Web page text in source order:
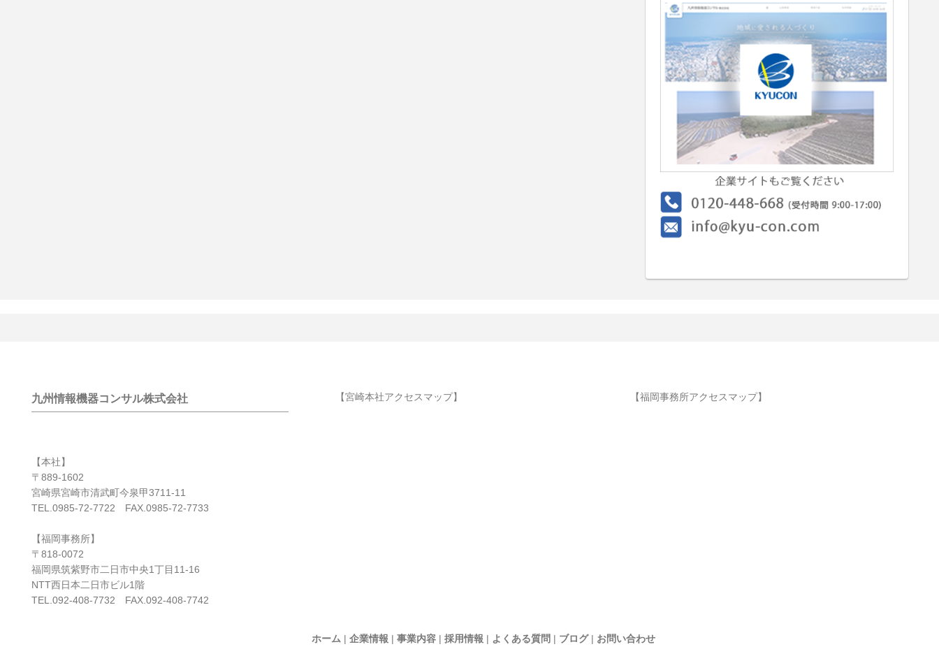
九州情報機器コンサル株式会社
【本社】
〒889-1602
宮崎県宮崎市清武町今泉甲3711-11
TEL.0985-72-7722 FAX.0985-72-7733
【福岡事務所】
〒818-0072
福岡県筑紫野市二日市中央1丁目11-16
NTT西日本二日市ビル1階
TEL.092-408-7732 FAX.092-408-7742
【宮崎本社アクセスマップ】 【福岡事務所アクセスマップ】
ホーム 企業情報 事業内容 採用情報 よくある質問 ブログ お問い合わせ